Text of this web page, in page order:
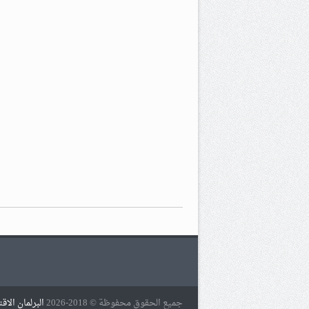
جميع الحقوق محفوظة © 2018-2026 البرلمان